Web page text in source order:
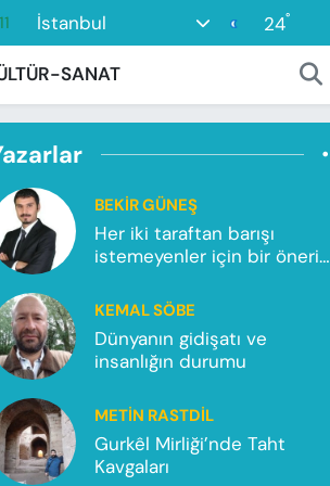
İstanbul 24°
SANAT
BEKIR GÜNEŞ
Her iki taraftan barışı
istemeyenler için bir önerim
KEMAL SÖBE
Dünyanın gidişatı ve
insanlığın durumu
METIN RASTDIL
Gurkêl Mirliği’nde Taht
Kavgaları